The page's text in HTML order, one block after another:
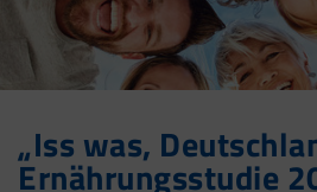
„Iss was,
Ernährungsstudie